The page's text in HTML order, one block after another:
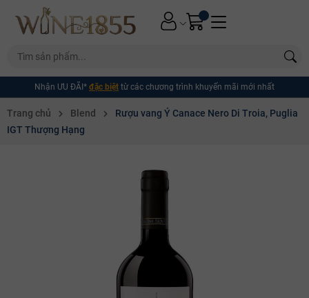
Nhận ƯU ĐÃI* đặc biệt từ các chương trình khuyến mãi mới nhất
Trang chủ Blend
Rượu vang Ý Canace Nero Di Troia, Puglia
IGT Thượng Hạng